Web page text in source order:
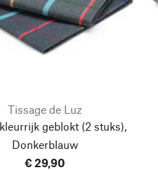
Tissage de Luz
geblokt (2 stuks),
Donkerblauw
€ 29,90